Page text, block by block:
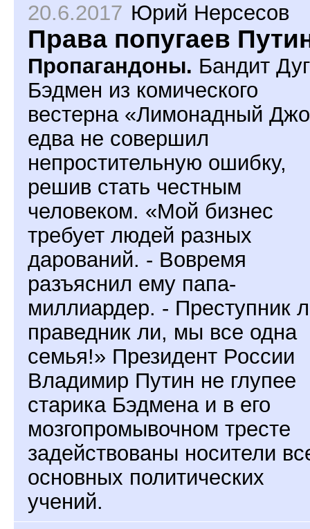
20.6.2017 Юрий Нерсесов
Права попугаев
Пропагандоны. Бандит Дуг
Бэдмен из комического
вестерна «Лимонадный
едва не совершил
непростительную ошибку,
решив стать честным
человеком. «Мой бизнес
требует людей разных
дарований. - Вовремя
разъяснил ему папа-
миллиардер. - Преступник
праведник ли, мы все одна
семья!» Президент России
Владимир Путин не глупее
старика Бэдмена и в его
мозгопромывочном тресте
задействованы носители
основных политических
учений.